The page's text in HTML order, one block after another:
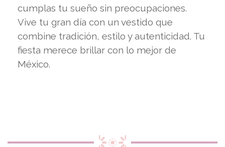
cumplas tu sueño sin preocupaciones.
Vive tu gran día con un vestido que
combine tradición, estilo y autenticidad. Tu
fiesta merece brillar con lo mejor de
México.